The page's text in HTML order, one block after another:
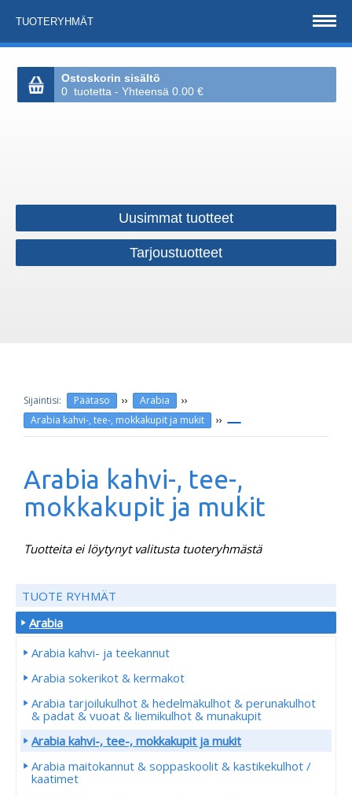
TUOTERYHMÄT
Ostoskorin sisältö
0 tuotetta - Yhteensä 0.00 €
Uusimmat tuotteet
Tarjoustuotteet
Päätaso ›› Arabia ››
Arabia kahvi-, tee-, mokkakupit ja mukit ››
Arabia kahvi-, tee-,
mokkakupit ja mukit
Tuotteita ei löytynyt valitusta tuoteryhmästä
TUOTE RYHMÄT
Arabia
Arabia kahvi- ja teekannut
Arabia sokerikot & kermakot
Arabia tarjoilukulhot & hedelmäkulhot & perunakulhot
& padat & vuoat & liemikulhot & munakupit
Arabia kahvi-, tee-, mokkakupit ja mukit
Arabia maitokannut & soppaskoolit & kastikekulhot /
kaatimet